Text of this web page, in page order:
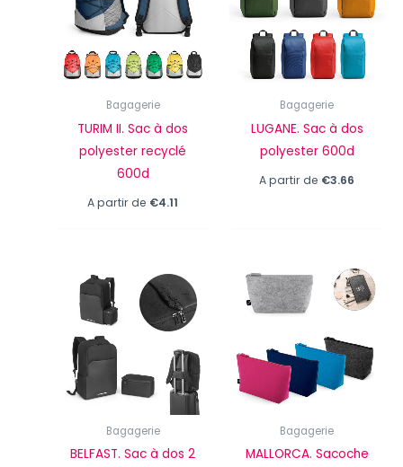
Bagagerie
TURIM II. Sac à dos
polyester recyclé
600d
A partir de €4.11
Bagagerie
LUGANE. Sac à dos
polyester 600d
A partir de €3.66
Bagagerie
BELFAST. Sac à dos 2
Bagagerie
MALLORCA. Sacoche